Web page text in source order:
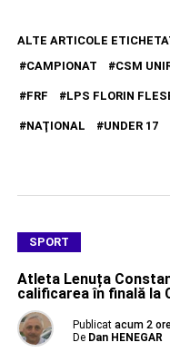
ALTE ARTICOLE
CAMPIONAT
CSM
FRF LPS FLORIN
NAŢIONAL UNDER 17
SPORT
Atleta Lenuța
calificarea în finală la
Publicat acum 2 ore
De Dan HENEGAR